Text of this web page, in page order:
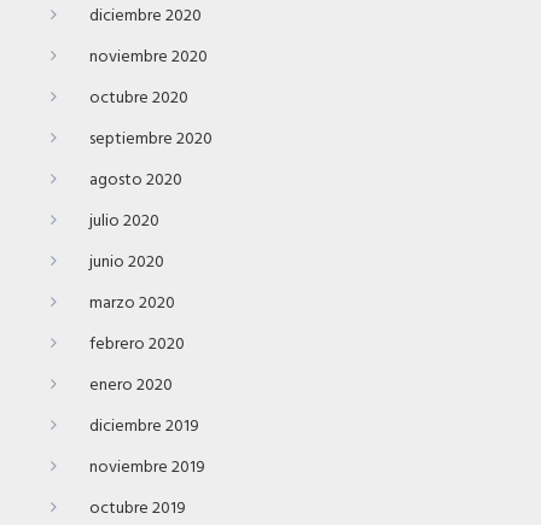
diciembre 2020
noviembre 2020
octubre 2020
septiembre 2020
agosto 2020
julio 2020
junio 2020
marzo 2020
febrero 2020
enero 2020
diciembre 2019
noviembre 2019
octubre 2019